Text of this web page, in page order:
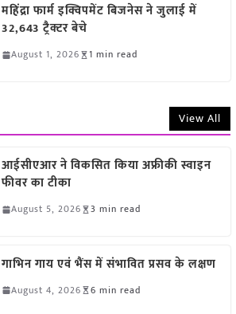
महिंद्रा फार्म इक्विपमेंट बिजनेस ने जुलाई में
32,643 ट्रैक्टर बेचे
August 1, 2026 1 min read
View All
आईसीएआर ने विकसित किया अफ्रीकी स्वाइन
फीवर का टीका
August 5, 2026 3 min read
गाभिन गाय एवं भैंस में संभावित प्रसव के लक्षण
August 4, 2026 6 min read